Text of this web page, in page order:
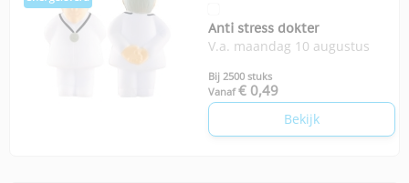
Anti stress dokter
V.a. maandag 10 augustus
Bij 2500 stuks
Vanaf € 0,49
Bekijk